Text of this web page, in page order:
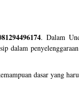
. Dalam
dalam
dasar yang